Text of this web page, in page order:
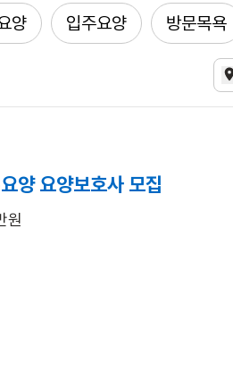
양 입주요양 방문목욕
양 요양보호사 모집
원